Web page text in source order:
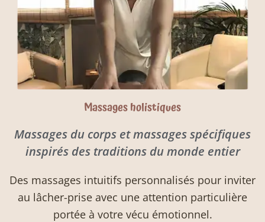
Massages holistiques
Massages du corps et massages spécifiques
inspirés des traditions du monde entier
Des massages intuitifs personnalisés pour inviter
au lâcher-prise avec une attention particulière
portée à votre vécu émotionnel.